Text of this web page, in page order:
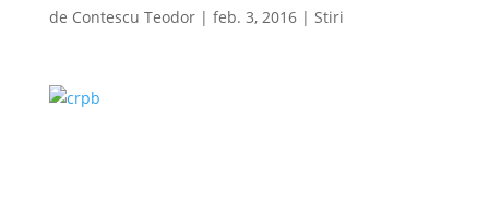
de Contescu Teodor| feb. 3, 2016| Stiri